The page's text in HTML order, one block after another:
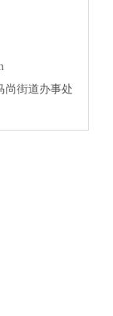
尚街道办事处